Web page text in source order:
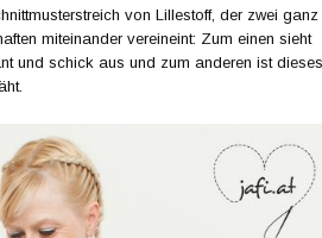
von Lillestoff, der zwei ganz
miteinander vereineint: Zum einen sieht
und schick aus und zum anderen ist dieses